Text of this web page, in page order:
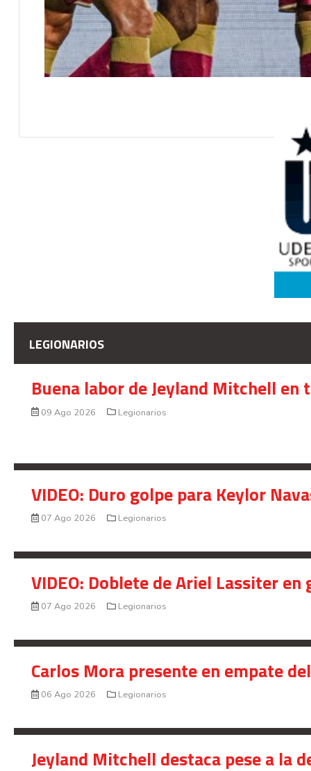
LEGIONARIOS
Buena labor de Jeyland Mitchell
09 Ago 2026 Legionarios
VIDEO: Duro golpe para Keylor
07 Ago 2026 Legionarios
VIDEO: Doblete de Ariel Lassiter
07 Ago 2026 Legionarios
Carlos Mora presente en empate
06 Ago 2026 Legionarios
Jeyland Mitchell destaca pese a la